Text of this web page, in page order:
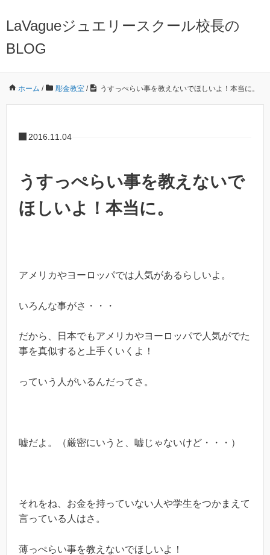
LaVagueジュエリースクール校長の
BLOG
ホーム / 彫金教室 / うすっぺらい事を教えないでほしいよ！本当に。
2016.11.04
うすっぺらい事を教えないで
ほしいよ！本当に。
アメリカやヨーロッパでは人気があるらしいよ。
いろんな事がさ・・・
だから、日本でもアメリカやヨーロッパで人気がでた
事を真似すると上手くいくよ！
っていう人がいるんだってさ。
嘘だよ。（厳密にいうと、嘘じゃないけど・・・）
それをね、お金を持っていない人や学生をつかまえて
言っている人はさ。
薄っぺらい事を教えないでほしいよ！